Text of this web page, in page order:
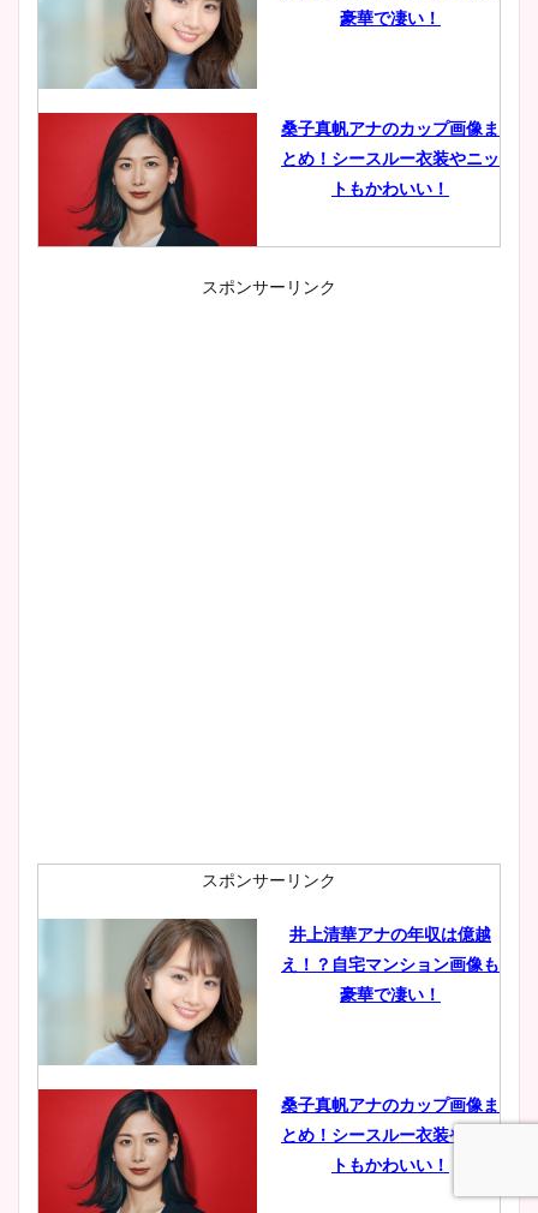
豪華で凄い！
桑子真帆アナのカップ画像ま
とめ！シースルー衣装やニッ
トもかわいい！
小室瑛莉子のカップ画像まと
肉も凄い！
鈴木唯の太ってた時の体重が
ヤバすぎww原因や痩せたダ
豊島実季アナのカップ画像ま
とめ！美脚や水着姿に年齢も
スポンサーリンク
スポンサーリンク
井上清華アナの年収は億越
え！？自宅マンション画像も
豪華で凄い！
桑子真帆アナのカップ画像ま
とめ！シースルー衣装やニッ
トもかわいい！